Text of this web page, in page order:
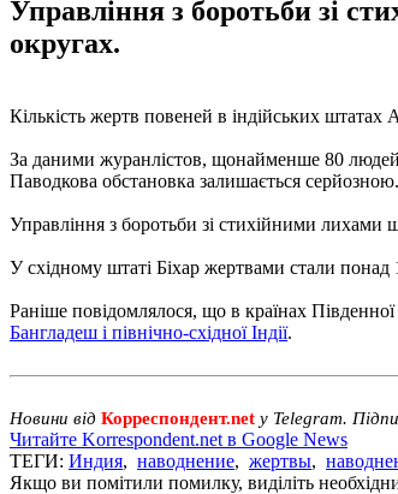
Управління з боротьби зі
округах.
Кількість жертв повеней в індійських
За даними журанлістов, щонайменше 80 людей
Паводкова обстановка залишається серйозною.
Управління з боротьби зі стихійними
У східному штаті Біхар жертвами стали
Раніше повідомлялося, що в країнах Південної
Бангладеш і північно-східної Індії.
Новини від Корреспондент.net у Telegram.
Читайте Korrespondent.net в Google News
ТЕГИ: Индия, наводнение, жертвы,
Якщо ви помітили помилку, виділіть